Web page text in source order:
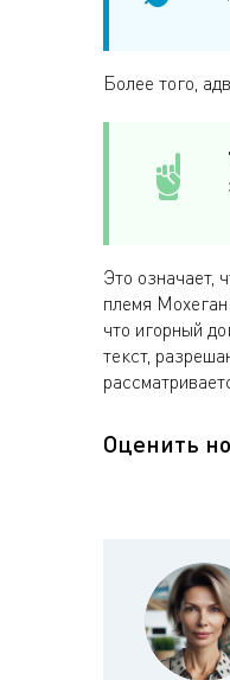
Более того,
Это означает,
племя
что игорный
текст,
Оценить